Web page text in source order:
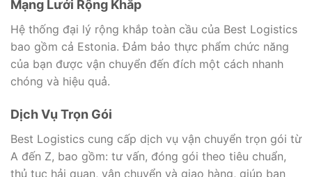
Mạng Lưới Rộng Khắp
Hệ thống đại lý rộng khắp toàn cầu của Best Logistics
bao gồm cả Estonia. Đảm bảo thực phẩm chức năng
của bạn được vận chuyển đến đích một cách nhanh
chóng và hiệu quả.
Dịch Vụ Trọn Gói
Best Logistics cung cấp dịch vụ vận chuyển trọn gói từ
A đến Z, bao gồm: tư vấn, đóng gói theo tiêu chuẩn,
thủ tục hải quan, vận chuyển và giao hàng, giúp bạn